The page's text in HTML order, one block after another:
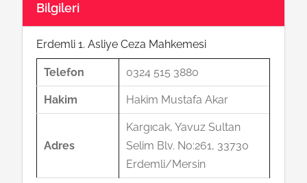
Bilgileri
Erdemli 1. Asliye Ceza Mahkemesi
Telefon 0324 515 3880
Hakim Hakim Mustafa Akar
Adres
Kargıcak, Yavuz Sultan
Selim Blv. No:261, 33730
Erdemli/Mersin